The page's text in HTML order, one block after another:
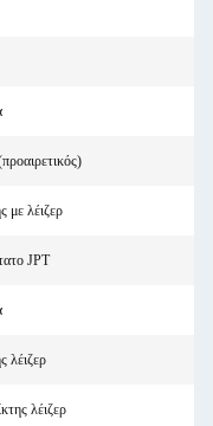
με λέιζερ
JPT
λέιζερ
λέιζερ